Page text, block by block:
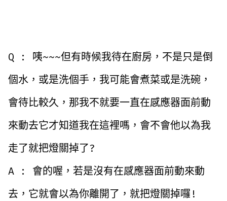
Q : 咦~~~但有時候我待在廚房，不是只是倒
個水，或是洗個手，我可能會煮菜或是洗碗，
會待比較久，那我不就要一直在感應器面前動
來動去它才知道我在這裡嗎，會不會他以為我
走了就把燈關掉了?
A : 會的喔，若是沒有在感應器面前動來動
去，它就會以為你離開了，就把燈關掉囉!